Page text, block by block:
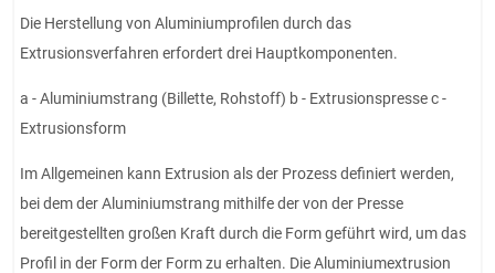
Die Herstellung von Aluminiumprofilen durch das
Extrusionsverfahren erfordert drei Hauptkomponenten.
a - Aluminiumstrang (Billette, Rohstoff) b - Extrusionspresse c -
Extrusionsform
Im Allgemeinen kann Extrusion als der Prozess definiert werden,
bei dem der Aluminiumstrang mithilfe der von der Presse
bereitgestellten großen Kraft durch die Form geführt wird, um das
Profil in der Form der Form zu erhalten. Die Aluminiumextrusion